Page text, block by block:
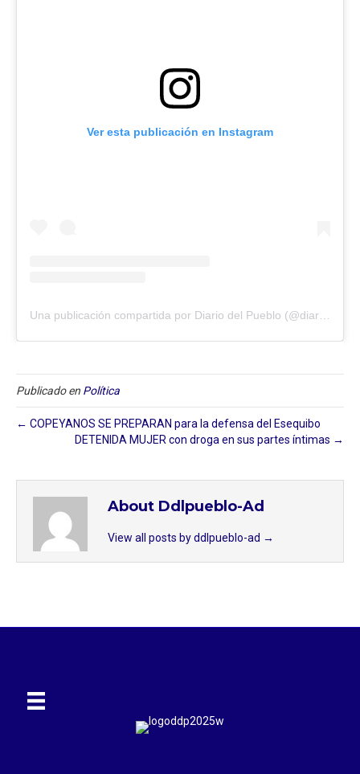
Ver esta publicación en Instagram
Publicado en Política
← COPEYANOS SE PREPARAN para la defensa del Esequibo
DETENIDA MUJER con droga en sus partes íntimas →
About Ddlpueblo-Ad
View all posts by ddlpueblo-ad →